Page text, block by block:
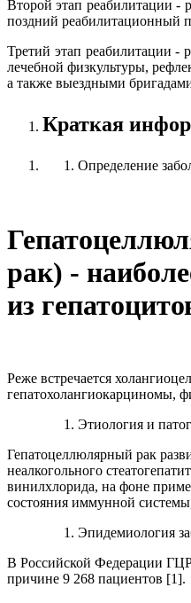
Второй этап реабилитации -
поздний реабилитационный
Третий этап реабилитации -
лечебной физкультуры,
а также выездными
Краткая
Определение
рак) -
из
Реже встречается
гепатохолангиокарциномы,
Этиология и
Гепатоцеллюлярный рак
неалкогольного
винилхлорида, на фоне
состояния иммунной
Эпидемиология
В Российской Федерации ГЦР
причине 9 268 пациентов [1].